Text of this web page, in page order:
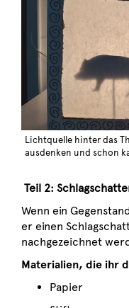
Lichtquelle hinter das
ausdenken und schon
Teil 2:
Wenn ein
er einen
nachgezeichnet
Materialien, die ihr
Papier